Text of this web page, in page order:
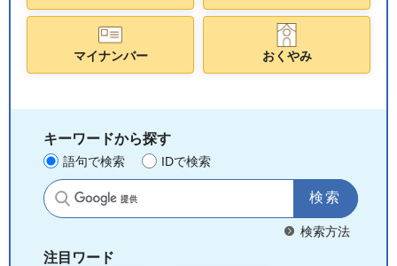
マイナンバー おくやみ
キーワードから探す
語句で検索 IDで検索
サイト内検索
検索方法
注目ワード